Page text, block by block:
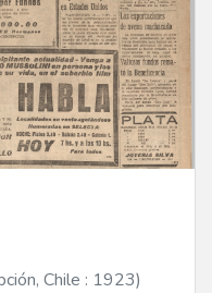
Chile : 1923)